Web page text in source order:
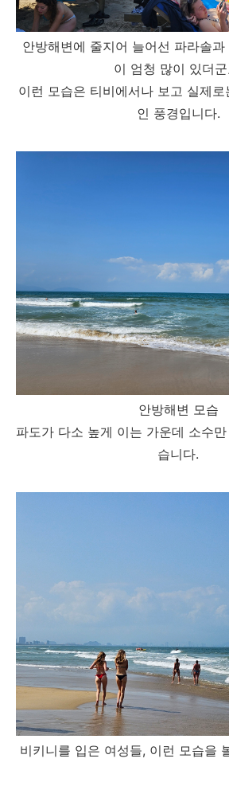
안방해변에 줄지어 늘어선 파라솔
이 엄청 많이 있더
이런 모습은 티비에서나 보고 실제
인 풍경입니다.
안방해변 모습
파도가 다소 높게 이는 가운데 소수
습니다.
비키니를 입은 여성들, 이런 모습을